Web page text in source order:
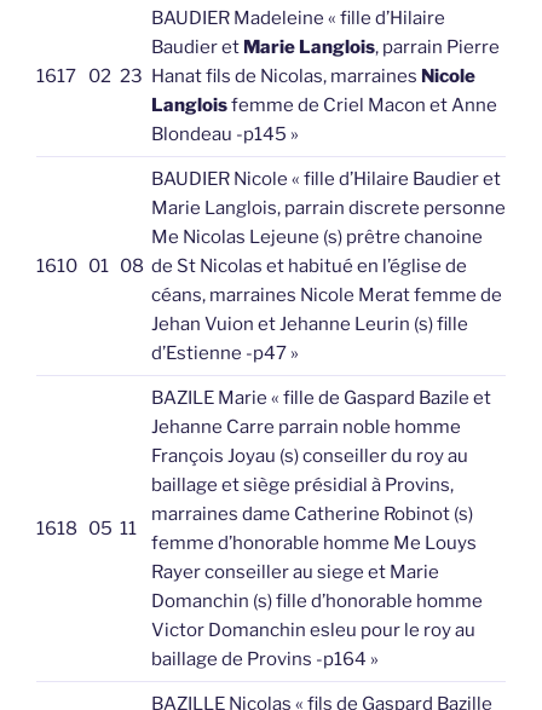
1617 02 23
BAUDIER Madeleine « fille d’Hilaire
Baudier et Marie Langlois, parrain Pierre
Hanat fils de Nicolas, marraines Nicole
Langloisfemme de Criel Macon et Anne
Blondeau -p145 »
1610 01 08
BAUDIER Nicole « fille d’Hilaire Baudier et
Marie Langlois, parrain discrete personne
Me Nicolas Lejeune (s) prêtre chanoine
de St Nicolas et habitué en l’église de
céans, marraines Nicole Merat femme de
Jehan Vuion et Jehanne Leurin (s) fille
d’Estienne -p47 »
1618 05 11
BAZILE Marie « fille de Gaspard Bazile et
Jehanne Carre parrain noble homme
François Joyau (s) conseiller du roy au
baillage et siège présidial à Provins,
marraines dame Catherine Robinot (s)
femme d’honorable homme Me Louys
Rayer conseiller au siege et Marie
Domanchin (s) fille d’honorable homme
Victor Domanchin esleu pour le roy au
baillage de Provins -p164 »
BAZILLE Nicolas « fils de Gaspard Bazille